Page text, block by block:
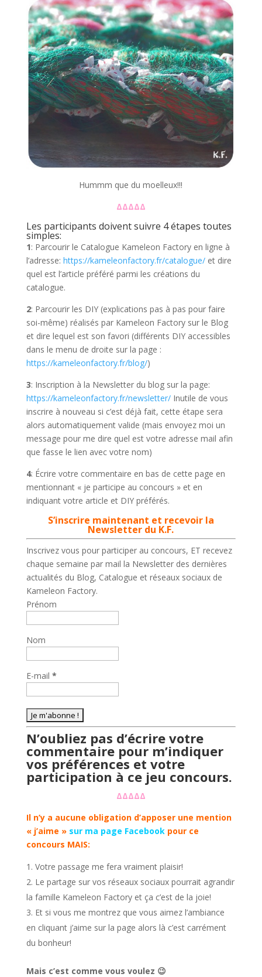
Hummm que du moelleux!!!
ΔΔΔΔΔ
Les participants doivent suivre 4 étapes toutes
simples:
1: Parcourir le Catalogue Kameleon Factory en ligne à
l’adresse: https://kameleonfactory.fr/catalogue/et dire
quel est l’article préféré parmi les créations du
catalogue.
2: Parcourir les DIY (explications pas à pas pour faire
soi-même) réalisés par Kameleon Factory sur le Blog
et dire lequel est son favori (différents DIY accessibles
dans le menu de droite sur la page :
https://kameleonfactory.fr/blog/)
3: Inscription à la Newsletter du blog sur la page:
https://kameleonfactory.fr/newsletter/Inutile de vous
inscrire à nouveau si c’est déjà fait, cette étape sera
alors automatiquement valide (mais envoyez moi un
message pour me dire quel est votre adresse mail afin
que fasse le lien avec votre nom)
4: Écrire votre commentaire en bas de cette page en
mentionnant « je participe au concours » et en
indiquant votre article et DIY préférés.
S’inscrire maintenant et recevoir la
Newsletter du K.F.
Inscrivez vous pour participer au concours, ET recevez
chaque semaine par mail la Newsletter des dernières
actualités du Blog, Catalogue et réseaux sociaux de
Kameleon Factory.
Prénom
Nom
E-mail *
N’oubliez pas d’écrire votre
commentaire pour m’indiquer
vos préférences et votre
participation à ce jeu concours.
ΔΔΔΔΔ
Il n’y a aucune obligation d’apposer une mention
« j’aime » sur ma page Facebookpour ce
concours MAIS:
Votre passage me fera vraiment plaisir!
Le partage sur vos réseaux sociaux pourrait agrandir
la famille Kameleon Factory et ça c’est de la joie!
Et si vous me montrez que vous aimez l’ambiance
en cliquant j’aime sur la page alors là c’est carrément
du bonheur!
Mais c’est comme vous voulez 😉